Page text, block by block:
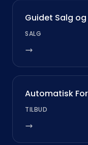
Guidet Salg
SALG
Automatisk
TILBUD